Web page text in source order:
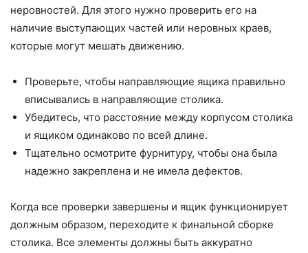
неровностей. Для этого нужно проверить его на
наличие выступающих частей или неровных краев,
которые могут мешать движению.
Проверьте, чтобы направляющие ящика правильно
вписывались в направляющие столика.
Убедитесь, что расстояние между корпусом столика
и ящиком одинаково по всей длине.
Тщательно осмотрите фурнитуру, чтобы она была
надежно закреплена и не имела дефектов.
Когда все проверки завершены и ящик функционирует
должным образом, переходите к финальной сборке
столика. Все элементы должны быть аккуратно